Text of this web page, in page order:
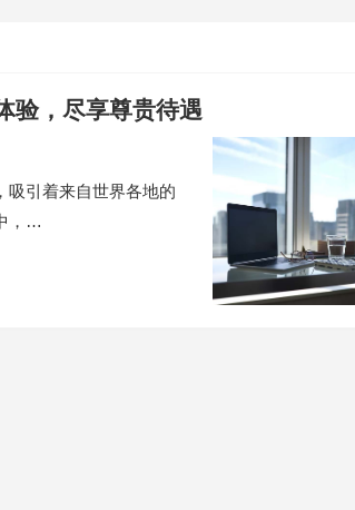
验，尽享尊贵待遇
吸引着来自世界各地的
，…